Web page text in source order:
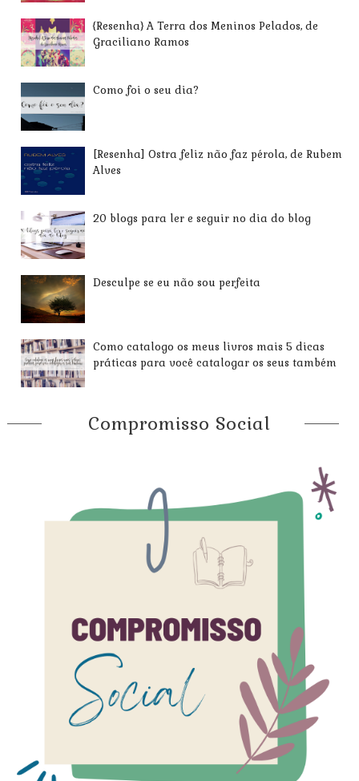
{Resenha} A Terra dos Meninos Pelados, de
Graciliano Ramos
Como foi o seu dia?
[Resenha] Ostra feliz não faz pérola, de Rubem
Alves
20 blogs para ler e seguir no dia do blog
Desculpe se eu não sou perfeita
Como catalogo os meus livros mais 5 dicas
práticas para você catalogar os seus também
Compromisso Social